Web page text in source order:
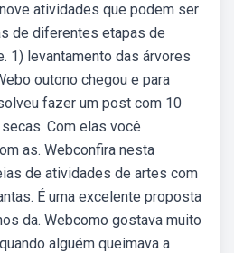
atividades que podem ser
de diferentes etapas de
1) levantamento das árvores
outono chegou e para
fazer um post com 10
Com elas você
as. Webconfira nesta
de atividades de artes com
É uma excelente proposta
da. Webcomo gostava muito
alguém queimava a